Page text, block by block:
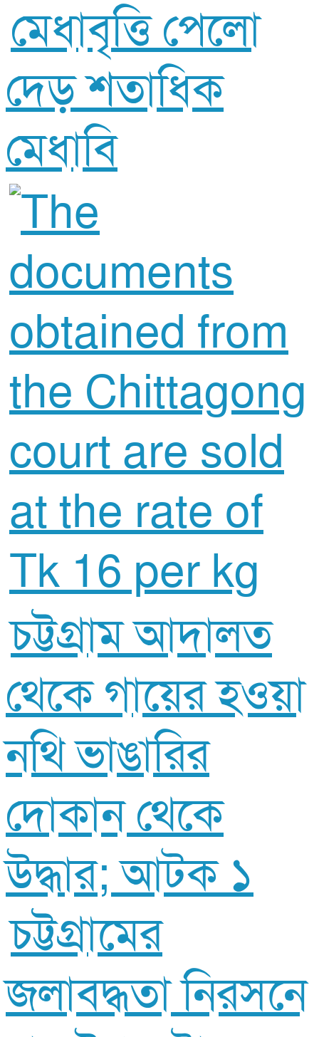
মেধাবৃত্তি পেলো
দেড় শতাধিক
মেধাবি
চট্টগ্রাম আদালত
থেকে গায়ের হওয়া
নথি ভাঙারির
দোকান থেকে
উদ্ধার; আটক ১
চট্টগ্রামের
জলাবদ্ধতা নিরসনে